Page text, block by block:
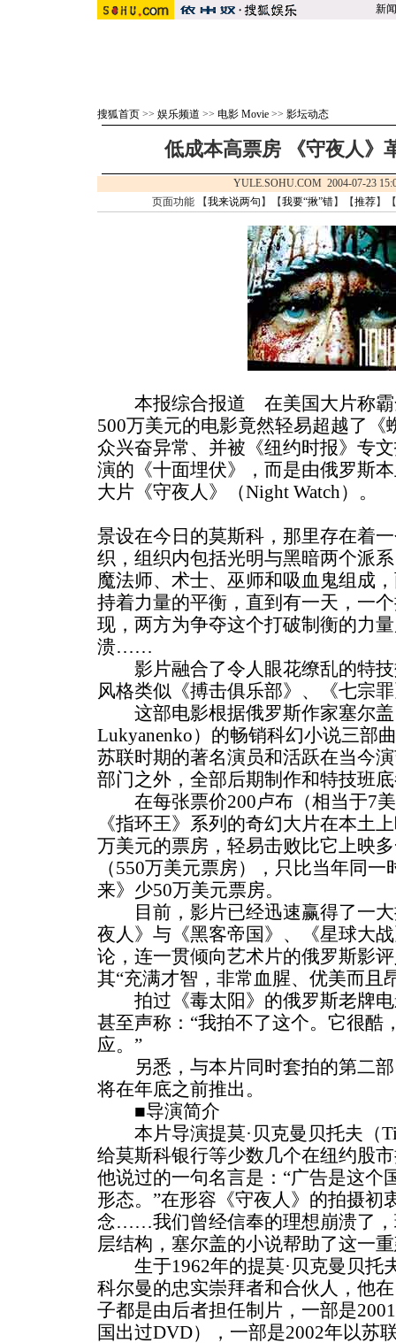
新闻
搜狐首页 >> 娱乐频道 >> 电影 Movie >> 影坛动态
低成本高票房 《守夜人》
YULE.SOHU.COM 2004-07-23
页面功能 【我来说两句 】【我要“揪”错】【推荐】
本报综合报道 在美国大片称霸
500万美元的电影竟然轻易超越了《
众兴奋异常、并被《纽约时报》
演的《十面埋伏》，而是由俄罗斯
大片《守夜人》（Night Watch）。
景设在今日的莫斯科，那里存在着
织，组织内包括光明与黑暗两个派
魔法师、术士、巫师和吸血鬼组成
持着力量的平衡，直到有一天，一
现，两方为争夺这个打破制衡的力
溃……
影片融合了令人眼花缭乱的特技
风格类似《搏击俱乐部》、《七宗
这部电影根据俄罗斯作家塞尔盖·
Lukyanenko）的畅销科幻小说三部
苏联时期的著名演员和活跃在当今
部门之外，全部后期制作和特技班
在每张票价200卢布（相当于7美
《指环王》系列的奇幻大片在本土
万美元的票房，轻易击败比它上映
（550万美元票房），只比当年同
来》少50万美元票房。
目前，影片已经迅速赢得了一大
夜人》与《黑客帝国》、《星球大
论，连一贯倾向艺术片的俄罗斯影
其“充满才智，非常血腥、优美而且
拍过《毒太阳》的俄罗斯老牌电
甚至声称：“我拍不了这个。它很酷
应。”
另悉，与本片同时套拍的第二部
将在年底之前推出。
■导演简介
本片导演提莫·贝克曼贝托夫（
给莫斯科银行等少数几个在纽约股
他说过的一句名言是：“广告是这个
形态。”在形容《守夜人》的拍摄初
念……我们曾经信奉的理想崩溃了，
层结构，塞尔盖的小说帮助了这一
生于1962年的提莫·贝克曼贝托
科尔曼的忠实崇拜者和合伙人，他
子都是由后者担任制片，一部是
国出过DVD），一部是2002年以苏